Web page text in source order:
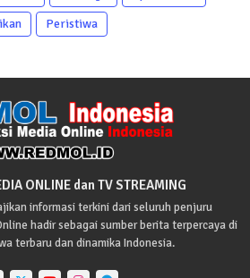
Peristiwa
ONLINE dan TV STREAMING
informasi terkini dari seluruh penjuru
hadir sebagai sumber berita terpercaya di
terbaru dan dinamika Indonesia.